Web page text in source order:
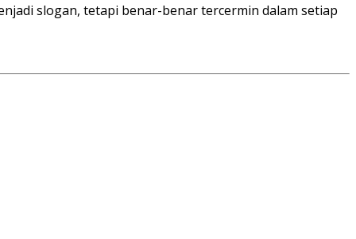
slogan, tetapi benar-benar tercermin dalam setiap